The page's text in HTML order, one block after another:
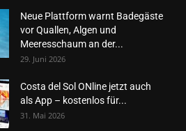
Neue Plattform warnt Badegäste
vor Quallen, Algen und
Meeresschaum an der...
29. Juni 2026
Costa del Sol ONline jetzt auch
als App – kostenlos für...
31. Mai 2026